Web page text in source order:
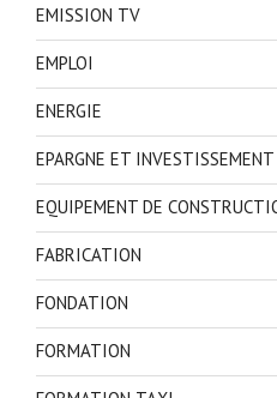
EMISSION TV
EMPLOI
ENERGIE
EPARGNE ET INVESTISSEMENT
EQUIPEMENT DE
FABRICATION
FONDATION
FORMATION